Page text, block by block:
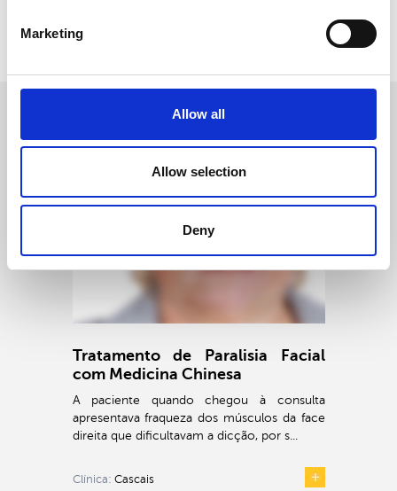
Marketing
Allow all
Allow selection
Deny
Voltar
OUTROSCASOS CLÍNICOS
PARALISIA FACIAL
Tratamento de Paralisia Facial
com Medicina Chinesa
A paciente quando chegou à consulta
apresentava fraqueza dos músculos da face
direita que dificultavam a dicção, por s...
Clínica: Cascais